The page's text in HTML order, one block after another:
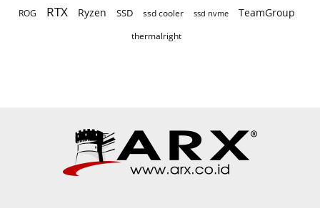
ROG RTX Ryzen SSD ssd cooler ssd nvme TeamGroup
thermalright